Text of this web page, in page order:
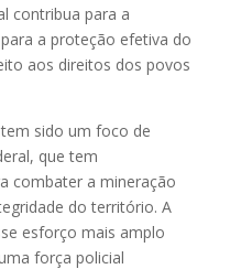
contribua para a
a proteção efetiva do
aos direitos dos povos
sido um foco de
que tem
combater a mineração
do território. A
esforço mais amplo
força policial